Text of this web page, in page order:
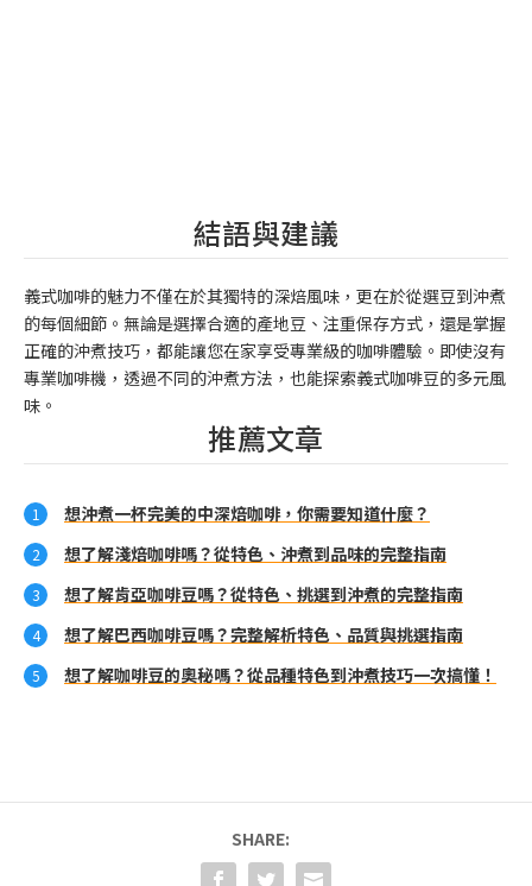
結語與建議
義式咖啡的魅力不僅在於其獨特的深焙風味，更在於從選豆到沖煮
的每個細節。無論是選擇合適的產地豆、注重保存方式，還是掌握
正確的沖煮技巧，都能讓您在家享受專業級的咖啡體驗。即使沒有
專業咖啡機，透過不同的沖煮方法，也能探索義式咖啡豆的多元風
味。
推薦文章
想沖煮一杯完美的中深焙咖啡，你需要知道什麼？
想了解淺焙咖啡嗎？從特色、沖煮到品味的完整指南
想了解肯亞咖啡豆嗎？從特色、挑選到沖煮的完整指南
想了解巴西咖啡豆嗎？完整解析特色、品質與挑選指南
想了解咖啡豆的奧秘嗎？從品種特色到沖煮技巧一次搞懂！
SHARE: